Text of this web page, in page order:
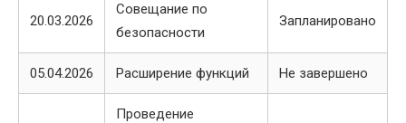
20.03.2026
Совещание по
безопасности
Запланировано
05.04.2026 Расширение функций Не завершено
Проведение